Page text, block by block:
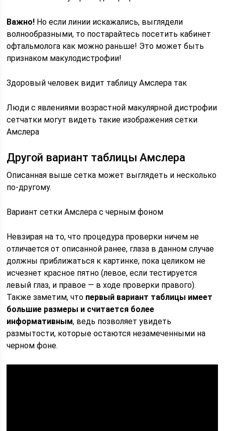
Важно! Но если линии искажались, выглядели
волнообразными, то постарайтесь посетить кабинет
офтальмолога как можно раньше! Это может быть
признаком макулодистрофии!
Здоровый человек видит таблицу Амслера так
Люди с явлениями возрастной макулярной дистрофии
сетчатки могут видеть такие изображения сетки
Амслера
Другой вариант таблицы Амслера
Описанная выше сетка может выглядеть и несколько
по-другому.
Вариант сетки Амслера с черным фоном
Невзирая на то, что процедура проверки ничем не
отличается от описанной ранее, глаза в данном случае
должны приближаться к картинке, пока целиком не
исчезнет красное пятно (левое, если тестируется
левый глаз, и правое — в ходе проверки правого).
Также заметим, что первый вариант таблицы имеет
большие размеры и считается более
информативным, ведь позволяет увидеть
размытости, которые остаются незамеченными на
черном фоне.